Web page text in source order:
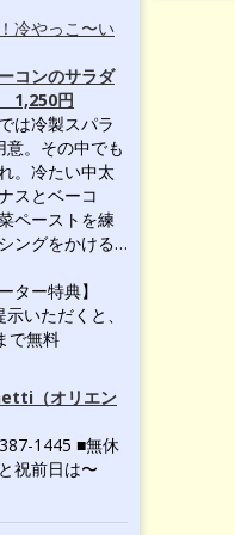
冷やっこ〜い
コンのサラダ
1,250円
は冷製スパラ
意。その中でも
。冷たい中太
スとベーコ
ペーストを練
ングをかける…
ター特典】
いただくと、
で無料
（オリエン
1445 ■無休
祝前日は〜